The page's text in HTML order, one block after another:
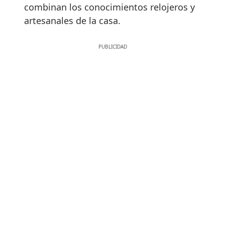
combinan los conocimientos relojeros y
artesanales de la casa.